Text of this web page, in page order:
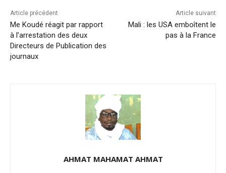
Article précédent
Me Koudé réagit par rapport
à l’arrestation des deux
Directeurs de Publication des
journaux
Article suivant
Mali : les USA emboîtent le
pas à la France
AHMAT MAHAMAT AHMAT